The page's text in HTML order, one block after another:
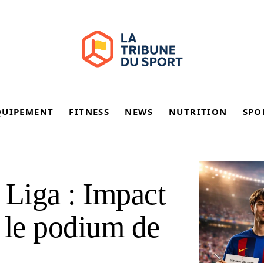
FITNESS NEWS NUTRITION
Liga : Impact
podium de